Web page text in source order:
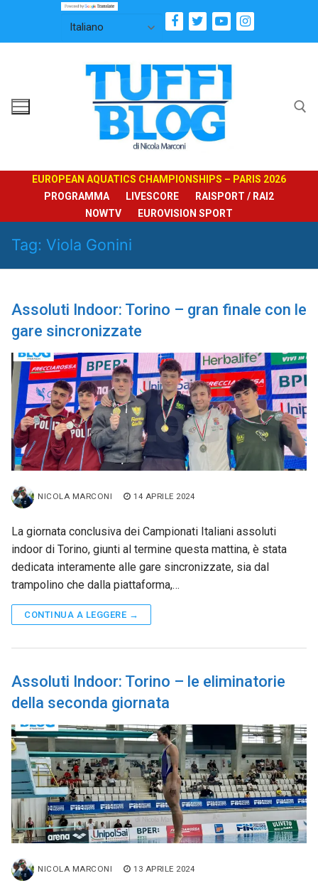
contenuto
EUROPEAN AQUATICS CHAMPIONSHIPS – PARIS 2026
PROGRAMMA
LIVESCORE
RAISPORT / RAI2
NOWTV
EUROVISION SPORT
Tag: Viola Gonini
Assoluti Indoor: Torino – gran finale con le
gare sincronizzate
NICOLA MARCONI 14 APRILE 2024
La giornata conclusiva dei Campionati Italiani assoluti
indoor di Torino, giunti al termine questa mattina, è stata
dedicata interamente alle gare sincronizzate, sia dal
trampolino che dalla piattaforma,…
CONTINUA A LEGGERE →
Assoluti Indoor: Torino – le eliminatorie
della seconda giornata
NICOLA MARCONI 13 APRILE 2024